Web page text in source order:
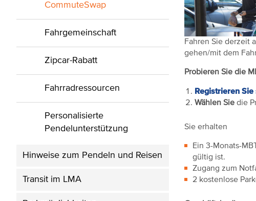
CommuteSwap
Fahrgemeinschaft
Zipcar-Rabatt
Fahrradressourcen
Personalisierte
Pendelunterstützung
Hinweise zum Pendeln und Reisen
Transit im LMA
Fahren Sie derzeit
gehen/mit dem
Probieren Sie die
Registrieren Sie
Wählen Siedie
Sie erhalten
Ein 3-Monats-
gültig ist.
Zugang zum
2 kostenlose